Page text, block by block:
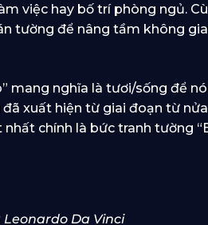
việc hay bố trí phòng ngủ.
tường để nâng tầm không
mang nghĩa là tươi/sống để
đã xuất hiện từ giai đoạn từ
chính là bức tranh tường
Leonardo Da Vinci